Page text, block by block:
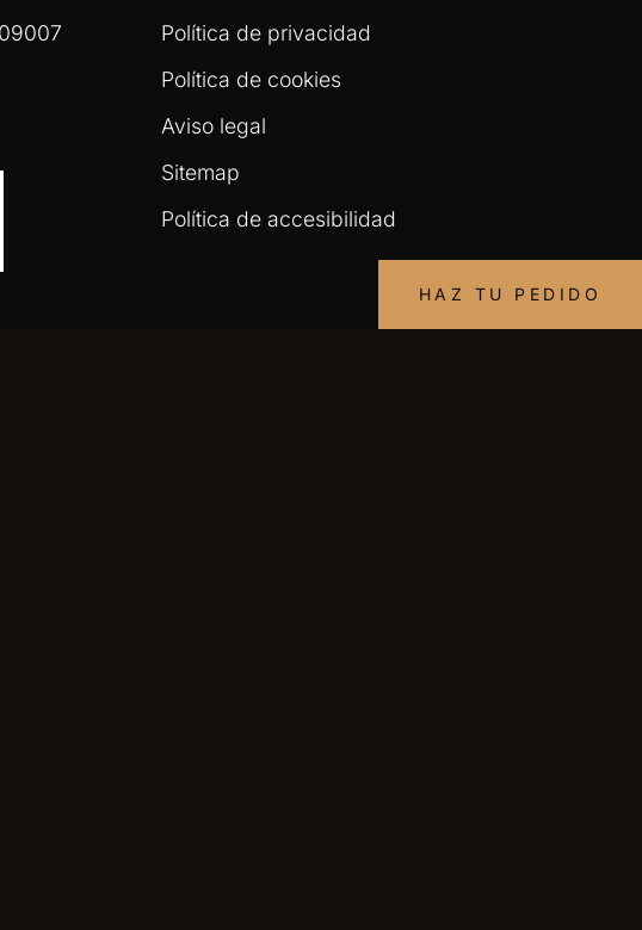
Política de privacidad
Política de cookies
Aviso legal
Sitemap
Política de accesibilidad
HAZ TU PEDIDO